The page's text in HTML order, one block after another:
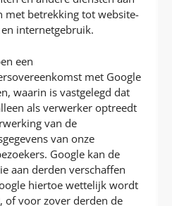
met betrekking tot website-
internetgebruik.
een
met Google
waarin is vastgelegd dat
als verwerker optreedt
van de
van onze
Google kan de
aan derden verschaffen
hiertoe wettelijk wordt
of voor zover derden de